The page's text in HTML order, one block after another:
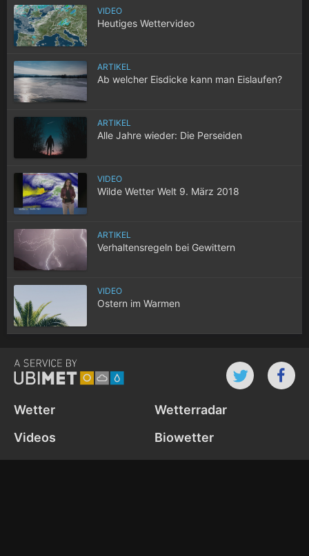
VIDEO
Heutiges Wettervideo
ARTIKEL
Ab welcher Eisdicke kann man Eislaufen?
ARTIKEL
Alle Jahre wieder: Die Perseiden
VIDEO
Wilde Wetter Welt 9. März 2018
ARTIKEL
Verhaltensregeln bei Gewittern
VIDEO
Ostern im Warmen
Wetter
Wetterradar
Videos
Biowetter